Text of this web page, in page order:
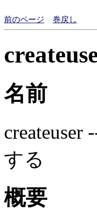
前のページ
巻戻し
名前
createuser
する
概要